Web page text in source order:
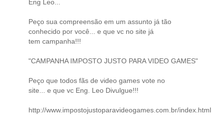
Eng Leo...
Peço sua compreensão em um assunto já tão
conhecido por você... e que vc no site já
tem campanha!!!
"CAMPANHA IMPOSTO JUSTO PARA VIDEO GAMES"
Peço que todos fãs de video games vote no
site... e que vc Eng. Leo Divulgue!!!
http://www.impostojustoparavideogames.com.br/index.html